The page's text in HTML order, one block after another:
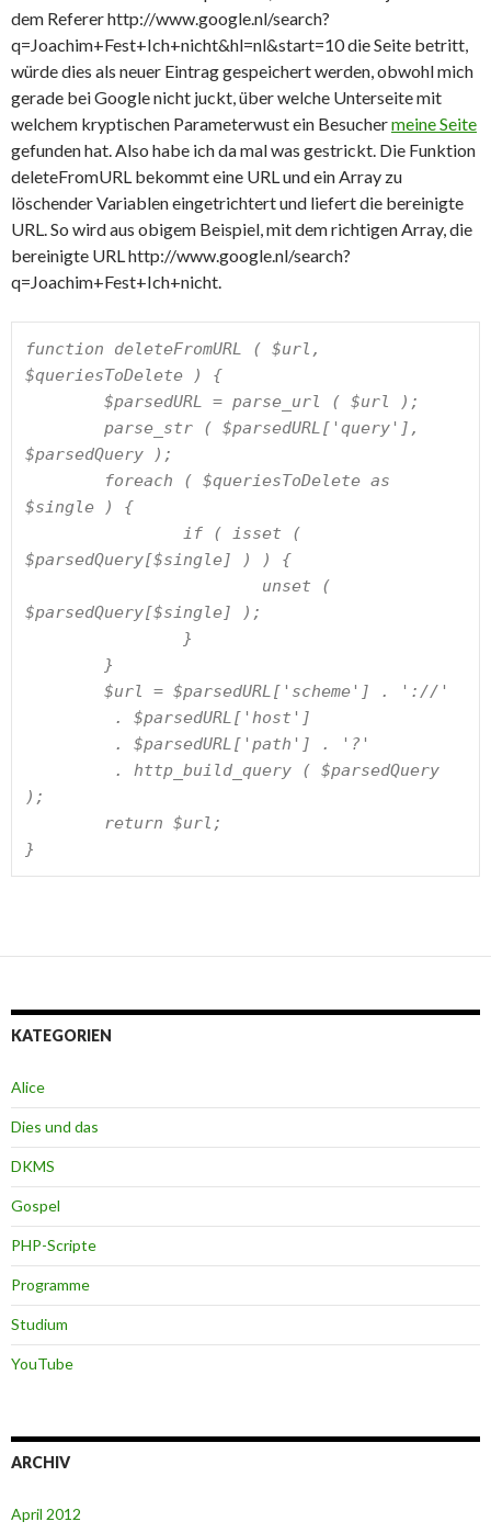
dem Referer http://www.google.nl/search?
q=Joachim+Fest+Ich+nicht&hl=nl&start=10 die Seite betritt,
würde dies als neuer Eintrag gespeichert werden, obwohl mich
gerade bei Google nicht juckt, über welche Unterseite mit
welchem kryptischen Parameterwust ein Besuchermeine Seite
gefunden hat. Also habe ich da mal was gestrickt. Die Funktion
deleteFromURL bekommt eine URL und ein Array zu
löschender Variablen eingetrichtert und liefert die bereinigte
URL. So wird aus obigem Beispiel, mit dem richtigen Array, die
bereinigte URL http://www.google.nl/search?
q=Joachim+Fest+Ich+nicht.
function deleteFromURL ( $url,
$queriesToDelete ) {
$parsedQuery );
$single ) {
$parsedQuery[$single] ) ) {
$parsedQuery[$single] );
);
}
KATEGORIEN
Alice
Dies und das
DKMS
Gospel
PHP-Scripte
Programme
Studium
YouTube
ARCHIV
April 2012